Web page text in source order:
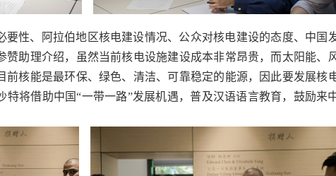
性、阿拉伯地区核电建设情况、公众对核电建设的态度、中国
赞助理介绍，虽然当前核电设施建设成本非常昂贵，而太阳能、
前核能是最环保、绿色、清洁、可靠稳定的能源，因此要发展核
将借助中国“一带一路”发展机遇，普及汉语语言教育，鼓励来